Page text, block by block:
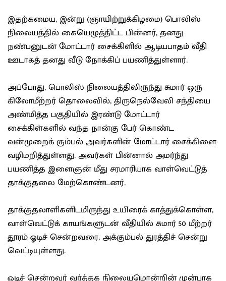
இதற்கமைய, இன்று (ஞாயிற்றுக்கிழமை) பொலிஸ்
நிலையத்தில் கையெழுத்திட்ட பின்னர், தனது
நண்பனுடன் மோட்டார் சைக்கிளில் ஆடியபாதம் வீதி
ஊடாகத் தனது வீடு நோக்கிப் பயணித்துள்ளார்.
அப்போது, பொலிஸ் நிலையத்திலிருந்து சுமார் ஒரு
கிலோமீற்றர் தொலைவில், திருநெல்வேலி சந்தியை
அண்மித்த பகுதியில் இரண்டு மோட்டார்
சைக்கிள்களில் வந்த நான்கு பேர் கொண்ட
வன்முறைக் கும்பல் அவர்களின் மோட்டார் சைக்கிளை
வழிமறித்துள்ளது. அவர்கள் பின்னால் அமர்ந்து
பயணித்த இளைஞன் மீது சரமாரியாக வாள்வெட்டுத்
தாக்குதலை மேற்கொண்டனர்.
தாக்குதலாளிகளிடமிருந்து உயிரைக் காத்துக்கொள்ள,
வாள்வெட்டுக் காயங்களுடன் வீதியில் சுமார் 50 மீற்றர்
தூரம் ஓடிச் சென்றவரை, அக்கும்பல் துரத்திச் சென்று
வெட்டியுள்ளது.
ஓடிச் சென்றவர் வர்த்தக நிலையமொன்றின் முன்பாக